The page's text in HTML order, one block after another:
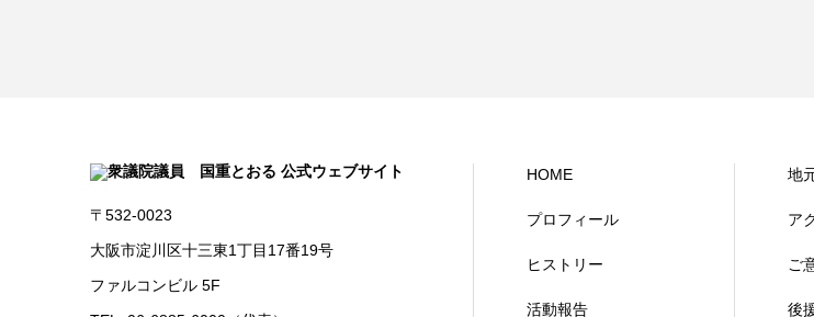
〒532-0023
大阪市淀川区十三東1丁目17番19号
ファルコンビル 5F
HOME
プロフィール
ヒストリー
活動報告
地
ア
ご
後